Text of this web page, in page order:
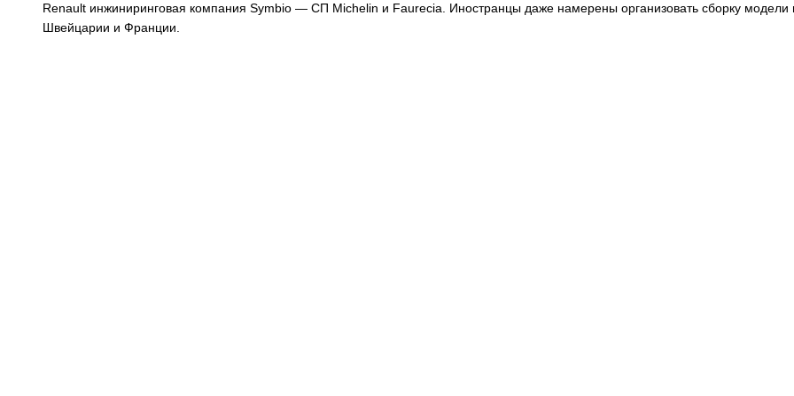
Renault инжиниринговая компания Symbio — СП Michelin и Faurecia. Иностранцы даже намерены организовать сборку модели
Швейцарии и Франции.